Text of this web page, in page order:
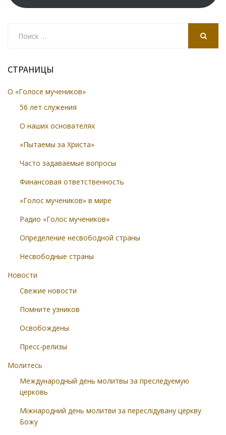
СТРАНИЦЫ
О «Голосе мучеников»
56 лет служения
О наших основателях
«Пытаемы за Христа»
Часто задаваемые вопросы
Финансовая ответственность
«Голос мучеников» в мире
Радио «Голос мучеников»
Определение несвободной страны
Несвободные страны
Новости
Свежие новости
Помните узников
Освобождены
Пресс-релизы
Молитесь
Международный день молитвы за преследуемую
церковь
Міжнародний день молитви за переслідувану церкву
Божу